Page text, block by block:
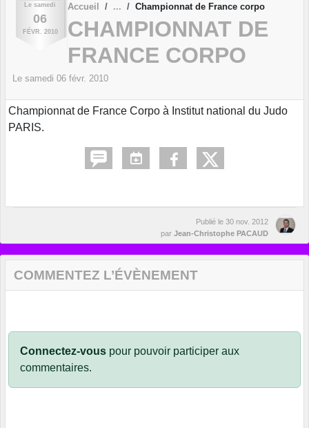
Le samedi
06
FÉVR. 2010
Accueil Championnat de France corpo
CHAMPIONNAT DE
FRANCE CORPO
Le samedi 06 févr. 2010
Championnat de France Corpo à Institut national du Judo
PARIS.
Publié le 30 nov. 2012
par Jean-Christophe PACAUD
COMMENTEZ L’ÉVÈNEMENT
Connectez-vous pour pouvoir participer aux
commentaires.